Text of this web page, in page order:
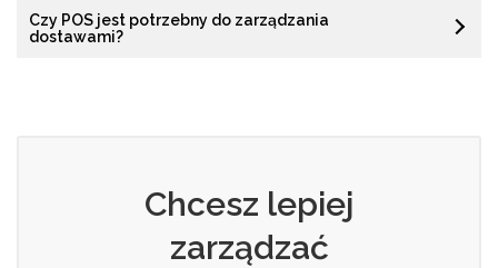
Czy POS jest potrzebny do zarządzania
dostawami?
Chcesz lepiej
zarządzać